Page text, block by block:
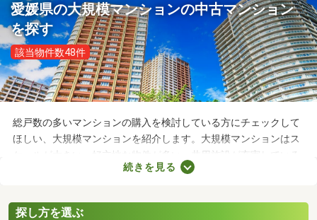
愛媛県の大規模マンションの中古マンション
を探す
該当物件数48件
総戸数の多いマンションの購入を検討している方にチェックして
ほしい、大規模マンションを紹介します。大規模マンションはス
ケールが大きい・好立地な物件が多い・共用施設が充実している
などのメリットがあります。豊かな生活を実現するポイントが備
ご検討してみてくださいね。
続きを見る
探し方を選ぶ